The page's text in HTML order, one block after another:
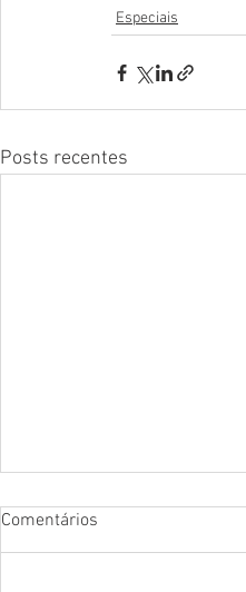
Especiais
Posts recentes
Comentários